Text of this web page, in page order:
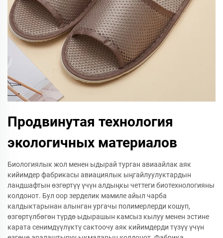
Продвинутая технология
экологичных материалов
Биологиялык жол менен ыдырай турган авиаайлак аяк
кийимдер фабрикасы авиациялык ыңгайлуулуктардын
ландшафтын өзгөртүү үчүн алдыңкы четтеги биотехнологияны
колдонот. Бул оор зерделик мамиле айыл чарба
калдыктарынан алынган ургачы полимерлерди кошуп,
өзгөртүлбөгөн түрдө ыдырашын камсыз кылуу менен эстине
карата сенимдүүлүктү сактоочу аяк кийимдерди түзүү үчүн